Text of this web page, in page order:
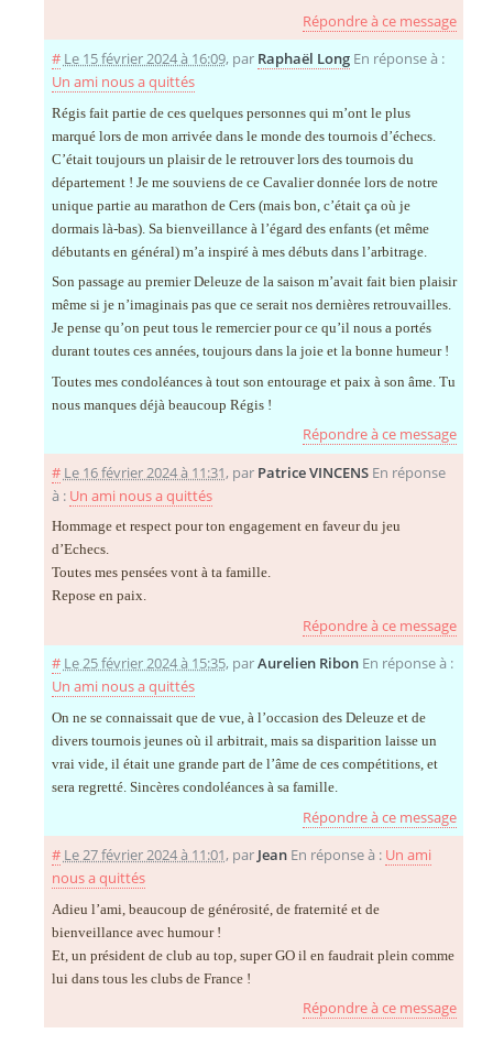
Répondre à ce message
# Le 15 février 2024 à 16:09, par Raphaël Long En réponse à :
Un ami nous a quittés
Régis fait partie de ces quelques personnes qui m’ont le plus
marqué lors de mon arrivée dans le monde des tournois d’échecs.
C’était toujours un plaisir de le retrouver lors des tournois du
département ! Je me souviens de ce Cavalier donnée lors de notre
unique partie au marathon de Cers (mais bon, c’était ça où je
dormais là-bas). Sa bienveillance à l’égard des enfants (et même
débutants en général) m’a inspiré à mes débuts dans l’arbitrage.
Son passage au premier Deleuze de la saison m’avait fait bien plaisir
même si je n’imaginais pas que ce serait nos dernières retrouvailles.
Je pense qu’on peut tous le remercier pour ce qu’il nous a portés
durant toutes ces années, toujours dans la joie et la bonne humeur !
Toutes mes condoléances à tout son entourage et paix à son âme. Tu
nous manques déjà beaucoup Régis !
Répondre à ce message
# Le 16 février 2024 à 11:31, par Patrice VINCENS En réponse
à : Un ami nous a quittés
Hommage et respect pour ton engagement en faveur du jeu
d’Echecs.
Toutes mes pensées vont à ta famille.
Repose en paix.
Répondre à ce message
# Le 25 février 2024 à 15:35, parAurelien Ribon En réponse à :
Un ami nous a quittés
On ne se connaissait que de vue, à l’occasion des Deleuze et de
divers tournois jeunes où il arbitrait, mais sa disparition laisse un
vrai vide, il était une grande part de l’âme de ces compétitions, et
sera regretté. Sincères condoléances à sa famille.
Répondre à ce message
# Le 27 février 2024 à 11:01, par Jean En réponse à : Un ami
nous a quittés
Adieu l’ami, beaucoup de générosité, de fraternité et de
bienveillance avec humour !
Et, un président de club au top, super GO il en faudrait plein comme
lui dans tous les clubs de France !
Répondre à ce message